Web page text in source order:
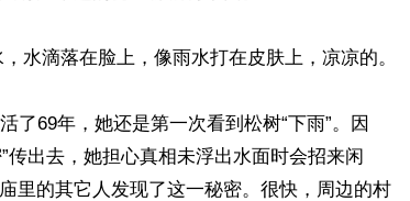
水滴落在脸上，像雨水打在皮肤上，凉凉的。
了69年，她还是第一次看到松树“下雨”。因
传出去，她担心真相未浮出水面时会招来闲
里的其它人发现了这一秘密。很快，周边的村